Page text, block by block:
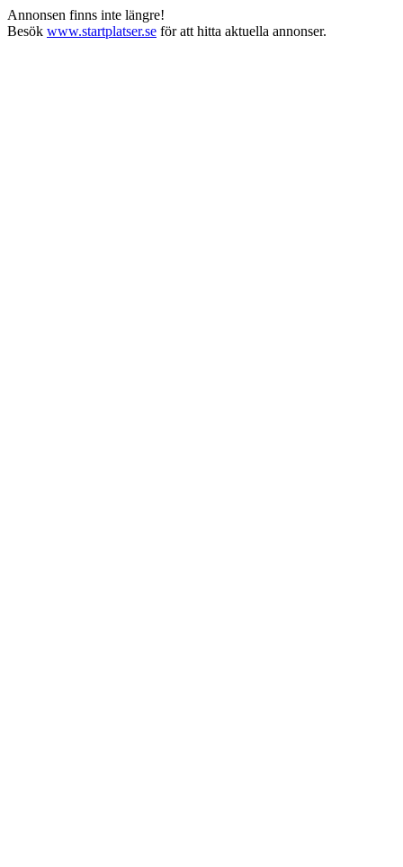
Annonsen finns inte längre!
Besök www.startplatser.se för att hitta aktuella annonser.